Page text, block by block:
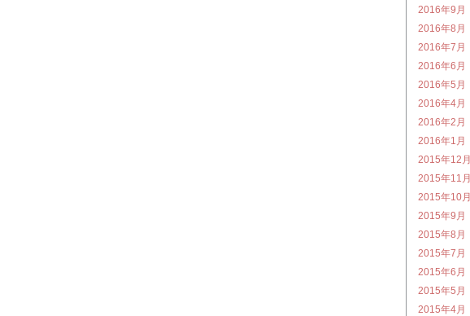
2016年9月
2016年8月
2016年7月
2016年6月
2016年5月
2016年4月
2016年2月
2016年1月
2015年12月
2015年11月
2015年10月
2015年9月
2015年8月
2015年7月
2015年6月
2015年5月
2015年4月